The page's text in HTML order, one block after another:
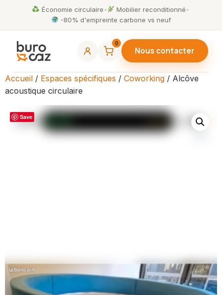
Économie circulaire• Mobilier reconditionné•
-80% d'empreinte carbone vs neuf
0
Nous contacter
Accueil / Espaces spécifiques / Coworking / Alcôve
acoustique circulaire
Save